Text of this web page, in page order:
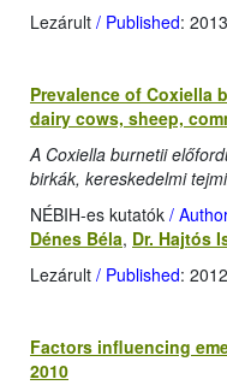
Lezárult / Published: 2013
Prevalence of Coxiella
dairy cows, sheep,
A Coxiella burnetii
birkák, kereskedelmi
NÉBIH-es kutatók /
Dénes Béla, Dr. Hajtós
Lezárult / Published: 2012
Factors influencing
2010